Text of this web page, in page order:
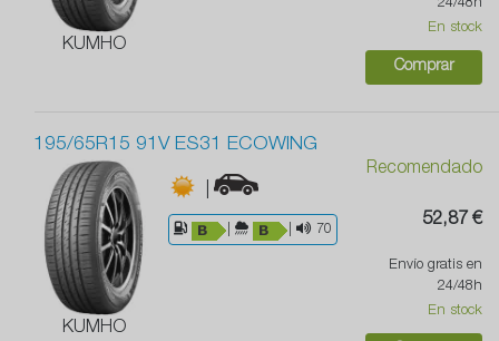
KUMHO
24/48h
En stock
Comprar
195/65R15 91V ES31 ECOWING
KUMHO
|
70
Recomendado
52,87 €
Envío gratis en
24/48h
En stock